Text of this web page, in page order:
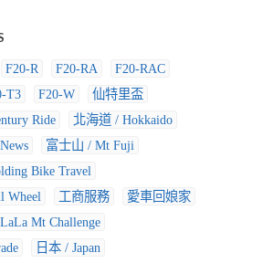
F20-R F20-RA
F20-RAC
T3 F20-W
仙特里盃
Ride
北海道 / Hokkaido
富士山 / Mt Fuji
Bike Travel
Wheel
工商服務
愛車回娘家
Mt Challenge
日本 / Japan